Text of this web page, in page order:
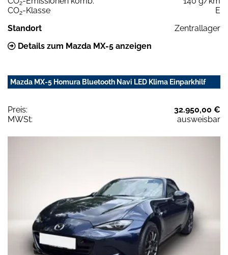
2
CO2-Klasse
E
Standort
Zentrallager
Details zum Mazda MX-5 anzeigen
Mazda MX-5 Homura Bluetooth Navi LED Klima Einparkhilf
Preis:
32.950,00 €
MWSt:
ausweisbar